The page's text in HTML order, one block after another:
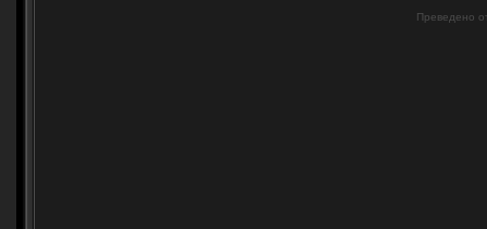
Преведено